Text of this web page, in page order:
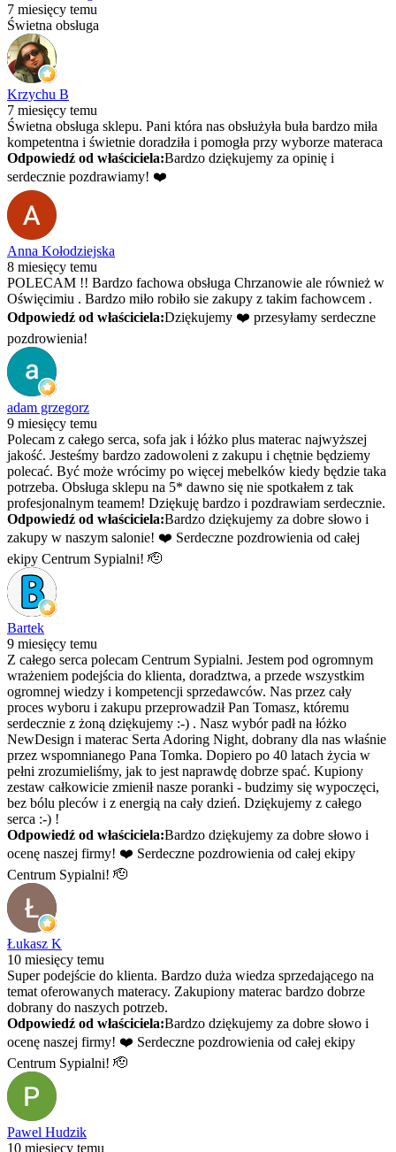
7 miesięcy temu
Świetna obsługa
Krzychu B
7 miesięcy temu
Świetna obsługa sklepu. Pani która nas obsłużyła buła bardzo miła
kompetentna i świetnie doradziła i pomogła przy wyborze materaca
Odpowiedź od właściciela:Bardzo dziękujemy za opinię i
serdecznie pozdrawiamy! ❤️
Anna Kołodziejska
8 miesięcy temu
POLECAM !! Bardzo fachowa obsługa Chrzanowie ale również w
Oświęcimiu . Bardzo miło robiło sie zakupy z takim fachowcem .
Odpowiedź od właściciela:Dziękujemy ❤️ przesyłamy serdeczne
pozdrowienia!
adam grzegorz
9 miesięcy temu
Polecam z całego serca, sofa jak i łóżko plus materac najwyższej
jakość. Jesteśmy bardzo zadowoleni z zakupu i chętnie będziemy
polecać. Być może wrócimy po więcej mebelków kiedy będzie taka
potrzeba. Obsługa sklepu na 5* dawno się nie spotkałem z tak
profesjonalnym teamem! Dziękuję bardzo i pozdrawiam serdecznie.
Odpowiedź od właściciela:Bardzo dziękujemy za dobre słowo i
zakupy w naszym salonie! ❤️ Serdeczne pozdrowienia od całej
ekipy Centrum Sypialni! 🫡
Bartek
9 miesięcy temu
Z całego serca polecam Centrum Sypialni. Jestem pod ogromnym
wrażeniem podejścia do klienta, doradztwa, a przede wszystkim
ogromnej wiedzy i kompetencji sprzedawców. Nas przez cały
proces wyboru i zakupu przeprowadził Pan Tomasz, któremu
serdecznie z żoną dziękujemy :-) . Nasz wybór padł na łóżko
NewDesign i materac Serta Adoring Night, dobrany dla nas właśnie
przez wspomnianego Pana Tomka. Dopiero po 40 latach życia w
pełni zrozumieliśmy, jak to jest naprawdę dobrze spać. Kupiony
zestaw całkowicie zmienił nasze poranki - budzimy się wypoczęci,
bez bólu pleców i z energią na cały dzień. Dziękujemy z całego
serca :-) !
Odpowiedź od właściciela:Bardzo dziękujemy za dobre słowo i
ocenę naszej firmy! ❤️ Serdeczne pozdrowienia od całej ekipy
Centrum Sypialni! 🫡
Łukasz K
10 miesięcy temu
Super podejście do klienta. Bardzo duża wiedza sprzedającego na
temat oferowanych materacy. Zakupiony materac bardzo dobrze
dobrany do naszych potrzeb.
Odpowiedź od właściciela:Bardzo dziękujemy za dobre słowo i
ocenę naszej firmy! ❤️ Serdeczne pozdrowienia od całej ekipy
Centrum Sypialni! 🫡
Pawel Hudzik
10 miesięcy temu